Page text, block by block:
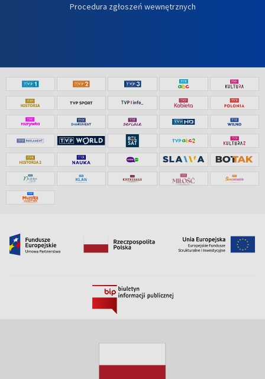
Procedura zgłoszeń wewnętrznych